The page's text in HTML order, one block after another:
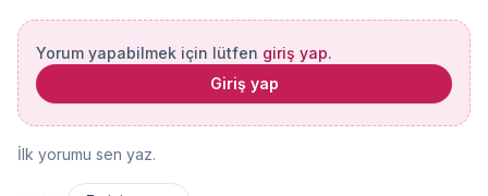
Yorum yapabilmek için lütfen giriş yap.
Giriş yap
İlk yorumu sen yaz.